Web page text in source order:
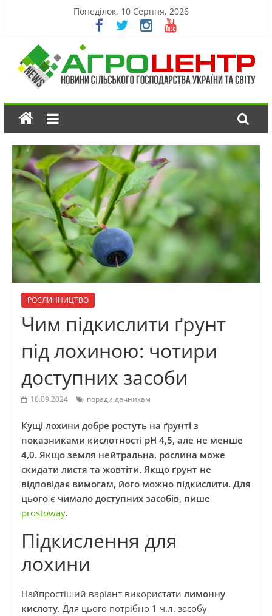
Понеділок, 10 Серпня, 2026
РОСЛИННИЦТВО
Чим підкислити ґрунт
під лохиною: чотири
доступних засоби
10.09.2024 поради дачникам
Кущі лохини добре ростуть на ґрунті з
показниками кислотності pH 4,5, але не менше
4,0. Якщо земля нейтральна, рослина може
скидати листя та жовтіти. Якщо ґрунт не
відповідає вимогам, його можно підкислити. Для
цього є чимало доступних засобів, пише
prostoway.
Підкислення для
лохини
Найпростіший варіант використати лимонну
кислоту. Для цього потрібно 1 ч.л. засобу